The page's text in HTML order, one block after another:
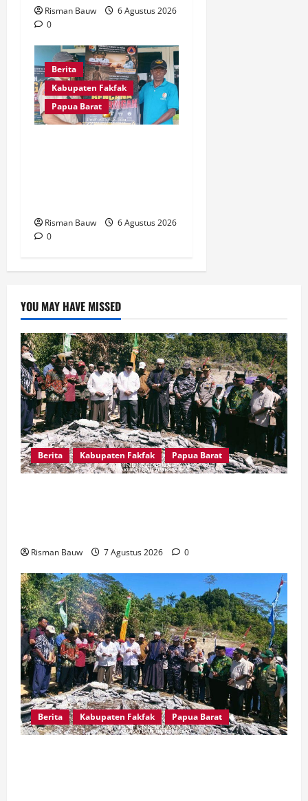
Risman Bauw
6 Agustus 2026
0
Berita
Kabupaten Fakfak
Papua Barat
Risman Bauw
6 Agustus 2026
0
YOU MAY HAVE MISSED
Berita Kabupaten Fakfak Papua Barat
Risman Bauw 7 Agustus 2026 0
Berita Kabupaten Fakfak Papua Barat